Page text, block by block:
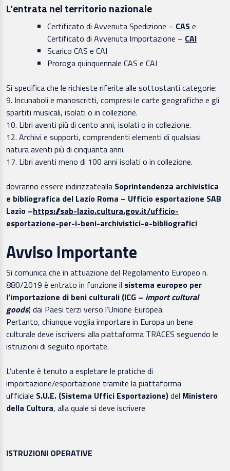
L’entrata nel territorio nazionale
Certificato di Avvenuta Spedizione – CASe
Certificato di Avvenuta Importazione – CAI
Scarico CAS e CAI
Proroga quinquennale CAS e CAI
Si specifica che le richieste riferite alle sottostanti categorie:
9. Incunaboli e manoscritti, compresi le carte geografiche e gli
spartiti musicali, isolati o in collezione.
10. Libri aventi più di cento anni, isolati o in collezione.
12. Archivi e supporti, comprendenti elementi di qualsiasi
natura aventi più di cinquanta anni.
17. Libri aventi meno di 100 anni isolati o in collezione.
dovranno essere indirizzatealla Soprintendenza archivistica
e bibliografica del Lazio Roma – Ufficio esportazione SAB
Lazio –https://sab-lazio.cultura.gov.it/ufficio-
esportazione-per-i-beni-archivistici-e-bibliografici
Avviso Importante
Si comunica che in attuazione del Regolamento Europeo n.
880/2019 è entrato in funzione il sistema europeo per
l’importazione di beni culturali (ICG – import cultural
goods) dai Paesi terzi verso l’Unione Europea.
Pertanto, chiunque voglia importare in Europa un bene
culturale deve iscriversi alla piattaforma TRACES seguendo le
istruzioni di seguito riportate.
L’utente è tenuto a espletare le pratiche di
importazione/esportazione tramite la piattaforma
ufficiale S.U.E. (Sistema Uffici Esportazione)del Ministero
della Cultura, alla quale si deve iscrivere
ISTRUZIONI OPERATIVE